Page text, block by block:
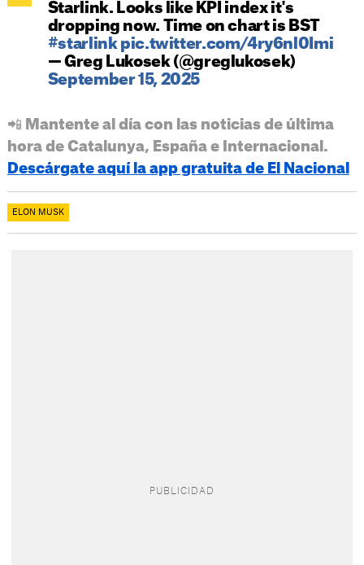
Starlink. Looks like KPI index it's
dropping now. Time on chart is BST
#starlink pic.twitter.com/4ry6nl0Imi
— Greg Lukosek (@greglukosek)
September 15, 2025
📲 Mantente al día con las noticias de última
hora de Catalunya, España e Internacional.
Descárgate aquí la app gratuita de El Nacional
ELON MUSK